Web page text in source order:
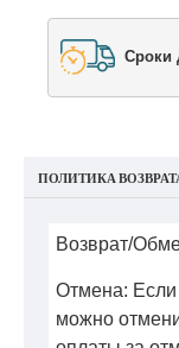
Сроки
ПОЛИТИКА
Возврат/
Отмена: Если
можно